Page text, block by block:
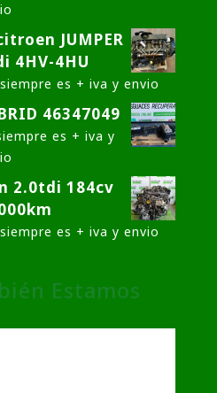
JUMPER
4HV-4HU
es + iva y envio
46347049
es + iva y
2.0tdi 184cv
es + iva y envio
Estamos